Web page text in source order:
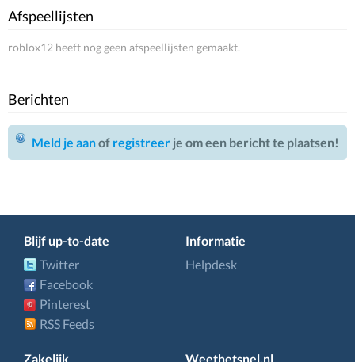
Afspeellijsten
roblox12 heeft nog geen afspeellijsten gemaakt.
Berichten
Meld je aanof registreer je om een bericht te plaatsen!
Blijf up-to-date
Twitter
Facebook
Pinterest
RSS Feeds
Informatie
Helpdesk
Zakelijk Weethetsnel.nl